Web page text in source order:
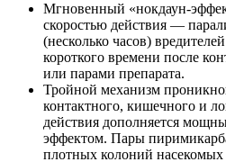
Мгновенный «нокдаун-
скоростью действия —
(несколько часов)
короткого времени после
или парами препарата.
Тройной механизм
контактного, кишечного и
действия дополняется
эффектом. Пары
плотных колоний